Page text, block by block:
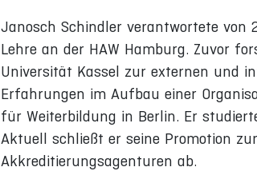
Janosch Schindler verantwortete von
Lehre an der HAW Hamburg. Zuvor
Universität Kassel zur externen und
Erfahrungen im Aufbau einer
für Weiterbildung in Berlin. Er
Aktuell schließt er seine Promotion
Akkreditierungsagenturen ab.